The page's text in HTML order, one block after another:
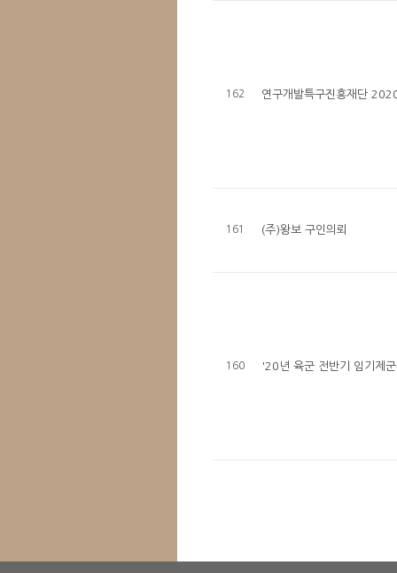
162 연구개발특구진흥재단
161 (주)왕보 구인의뢰
160 '20년 육군 전반기 임기제